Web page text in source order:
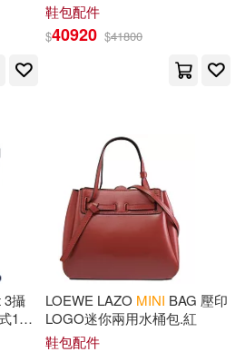
LLC(13)
Selina(13)
Museum of Art(1
3)
Clarke(12)
Inc(5)
(5)
東圖書(5)
鞋包配件
$40920 $41800
3攝
15
LOEWE LAZO MINI BAG 壓印
LOGO迷你兩用水桶包.紅
鞋包配件